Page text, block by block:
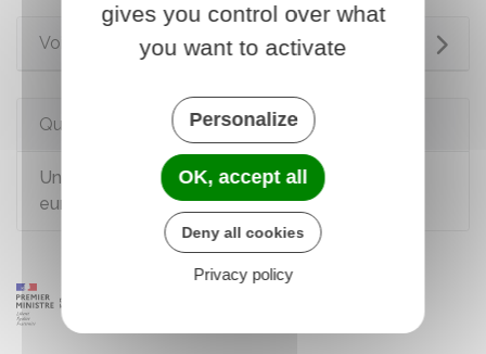
Voir aussi
Questions ? Réponses !
Un Français peut-il être expulsé d'un pays
européen ou de la Suisse ?
gives you control over what
you want to activate
Personalize
OK, accept all
Deny all cookies
Privacy policy